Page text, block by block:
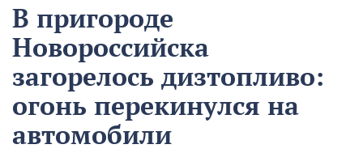
В пригороде
Новороссийска
загорелось дизтопливо:
огонь перекинулся на
автомобили